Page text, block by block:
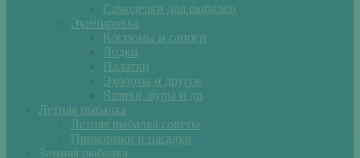
Самоделки для рыбалки
Экипировка
Костюмы и сапоги
Лодки
Палатки
Эхолоты и другое
Ящики, буры и др
Летняя рыбалка
Летняя рыбалка советы
Прикормки и насадки
Зимняя рыбалка